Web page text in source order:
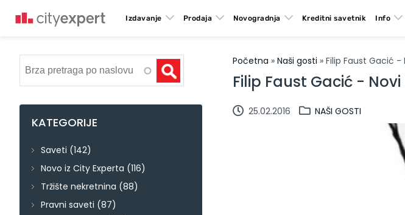
Izdavanje Prodaja Novogradnja Kreditni savetnik Info
Početna » Naši gosti » Filip Faust Gacić -
Filip Faust Gacić -
25.02.2016 NAŠI GOSTI
KATEGORIJE
Saveti (142)
Novo iz City Experta (116)
Tržište nekretnina (88)
Pravni saveti (87)